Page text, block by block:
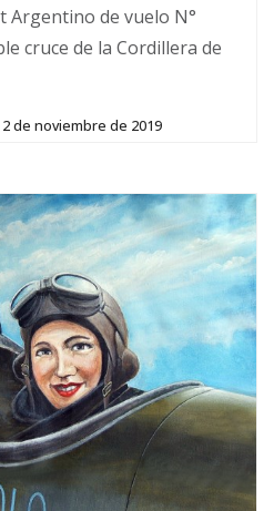
Argentino de vuelo N°
cruce de la Cordillera de
2 de noviembre de 2019